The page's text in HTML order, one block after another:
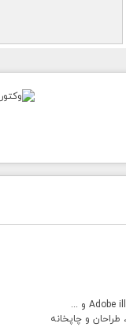
طراحان و چاپخانه